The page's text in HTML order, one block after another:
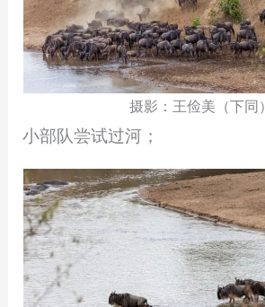
摄影：王俭美（下同）
小部队尝试过河；